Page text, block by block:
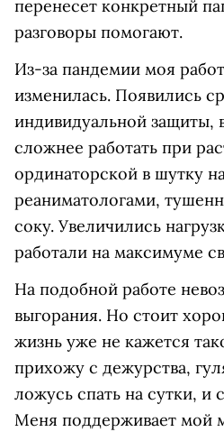
перенесет конкретный
разговоры помогают.
Из-за пандемии моя
изменилась. Появились
индивидуальной защиты,
сложнее работать при
ординаторской в шутку
реаниматологами,
соку. Увеличились
работали на максимуме
На подобной работе
выгорания. Но стоит
жизнь уже не кажется
прихожу с дежурства,
ложусь спать на сутки, и
Меня поддерживает мой